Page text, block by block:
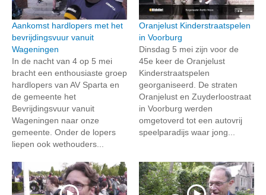
Aankomst hardlopers met het
bevrijdingsvuur vanuit
Wageningen
In de nacht van 4 op 5 mei
bracht een enthousiaste groep
hardlopers van AV Sparta en
de gemeente het
Bevrijdingsvuur vanuit
Wageningen naar onze
gemeente. Onder de lopers
liepen ook wethouders...
Oranjelust Kinderstraatspelen
in Voorburg
Dinsdag 5 mei zijn voor de
45e keer de Oranjelust
Kinderstraatspelen
georganiseerd. De straten
Oranjelust en Zuyderloostraat
in Voorburg werden
omgetoverd tot een autovrij
speelparadijs waar jong...